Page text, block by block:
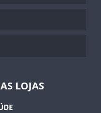
LOJAS